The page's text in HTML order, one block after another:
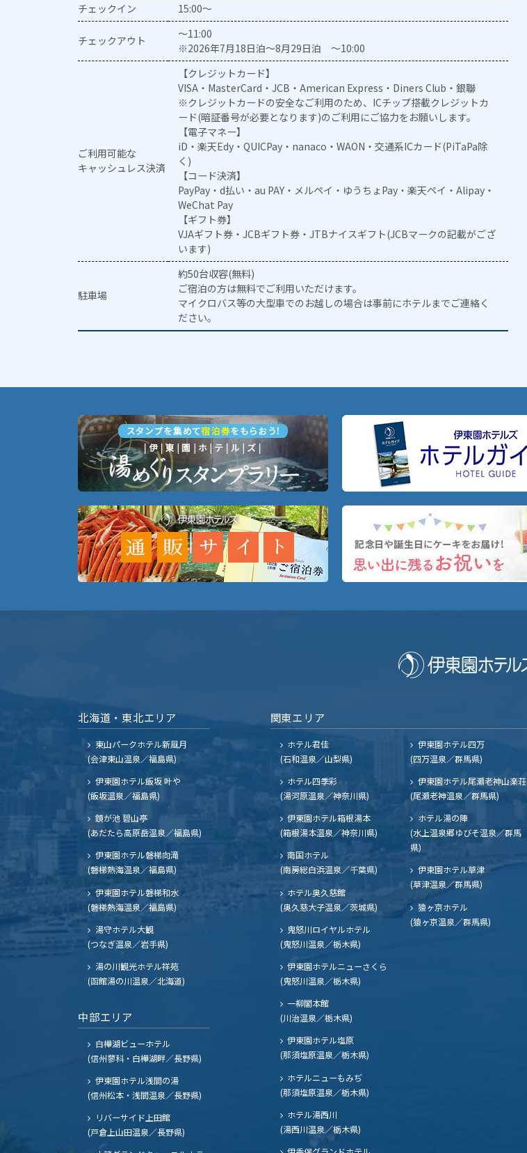
チェックイン 15:00～
チェックアウト
～11:00
※2026年7月18日泊～8月29日泊 ～10:00
ご利用可能な
キャッシュレス決済
【クレジットカード】
VISA・MasterCard・JCB・American Express・Diners Club・銀聯
※クレジットカードの安全なご利用のため、ICチップ搭載クレジットカ
ード(暗証番号が必要となります)のご利用にご協力をお願いします。
【電子マネー】
iD・楽天Edy・QUICPay・nanaco・WAON・交通系ICカード(PiTaPa除
く)
【コード決済】
PayPay・d払い・au PAY・メルペイ・ゆうちょPay・楽天ペイ・Alipay・
WeChat Pay
【ギフト券】
VJAギフト券・JCBギフト券・JTBナイスギフト(JCBマークの記載がござ
います)
駐車場
約50台収容(無料)
ご宿泊の方は無料でご利用いただけます。
マイクロバス等の大型車でのお越しの場合は事前にホテルまでご連絡く
ださい。
北海道・東北エリア
東山パークホテル新風月
(会津東山温泉／福島県)
伊東園ホテル飯坂 叶や
(飯坂温泉／福島県)
鏡が池 碧山亭
(あだたら高原岳温泉／福島県)
伊東園ホテル磐梯向滝
(磐梯熱海温泉／福島県)
伊東園ホテル磐梯和水
(磐梯熱海温泉／福島県)
湯守ホテル大観
(つなぎ温泉／岩手県)
湯の川観光ホテル祥苑
(函館湯の川温泉／北海道)
中部エリア
白樺湖ビューホテル
(信州蓼科・白樺湖畔／長野県)
伊東園ホテル浅間の湯
(信州松本・浅間温泉／長野県)
リバーサイド上田館
(戸倉上山田温泉／長野県)
関東エリア
ホテル君佳
(石和温泉／山梨県)
ホテル四季彩
(湯河原温泉／神奈川県)
伊東園ホテル箱根湯本
(箱根湯本温泉／神奈川県)
南国ホテル
(南房総白浜温泉／千葉県)
ホテル奥久慈館
(奥久慈大子温泉／茨城県)
鬼怒川ロイヤルホテル
(鬼怒川温泉／栃木県)
伊東園ホテルニューさくら
(鬼怒川温泉／栃木県)
一柳閣本館
(川治温泉／栃木県)
伊東園ホテル塩原
(那須塩原温泉／栃木県)
ホテルニューもみぢ
(那須塩原温泉／栃木県)
ホテル湯西川
(湯西川温泉／栃木県)
伊東園ホテル四万
(四万温泉／群馬県)
伊東園ホテル尾瀬老神山楽荘
(尾瀬老神温泉／群馬県)
ホテル湯の陣
(水上温泉郷ゆびそ温泉／群馬
県)
伊東園ホテル草津
(草津温泉／群馬県)
猿ヶ京ホテル
(猿ヶ京温泉／群馬県)